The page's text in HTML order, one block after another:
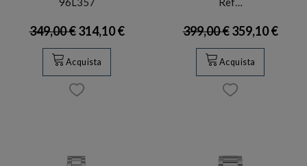
349,00 €314,10 €
Acquista
399,00 €359,10 €
Acquista